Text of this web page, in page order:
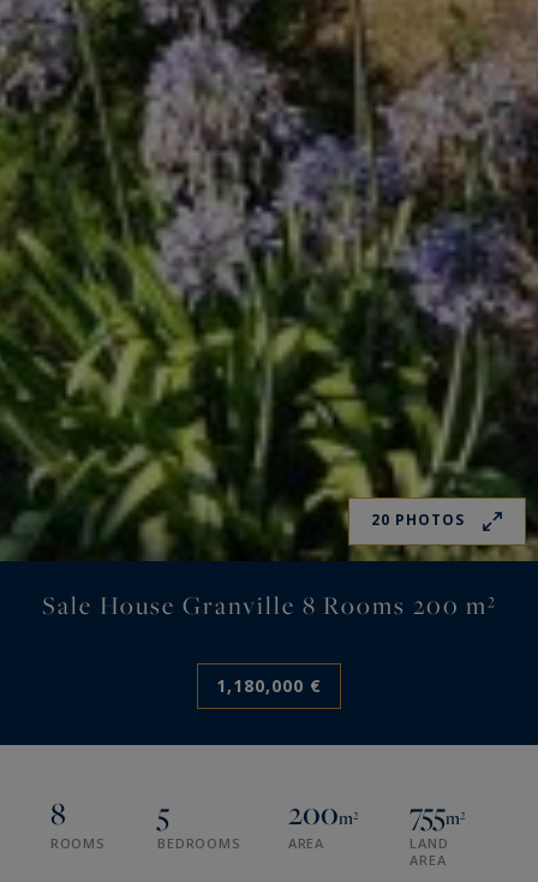
20 PHOTOS
Sale House Granville 8 Rooms 200 m²
1,180,000 €
8
ROOMS
5
BEDROOMS
200m²
AREA
755m²
LAND
AREA